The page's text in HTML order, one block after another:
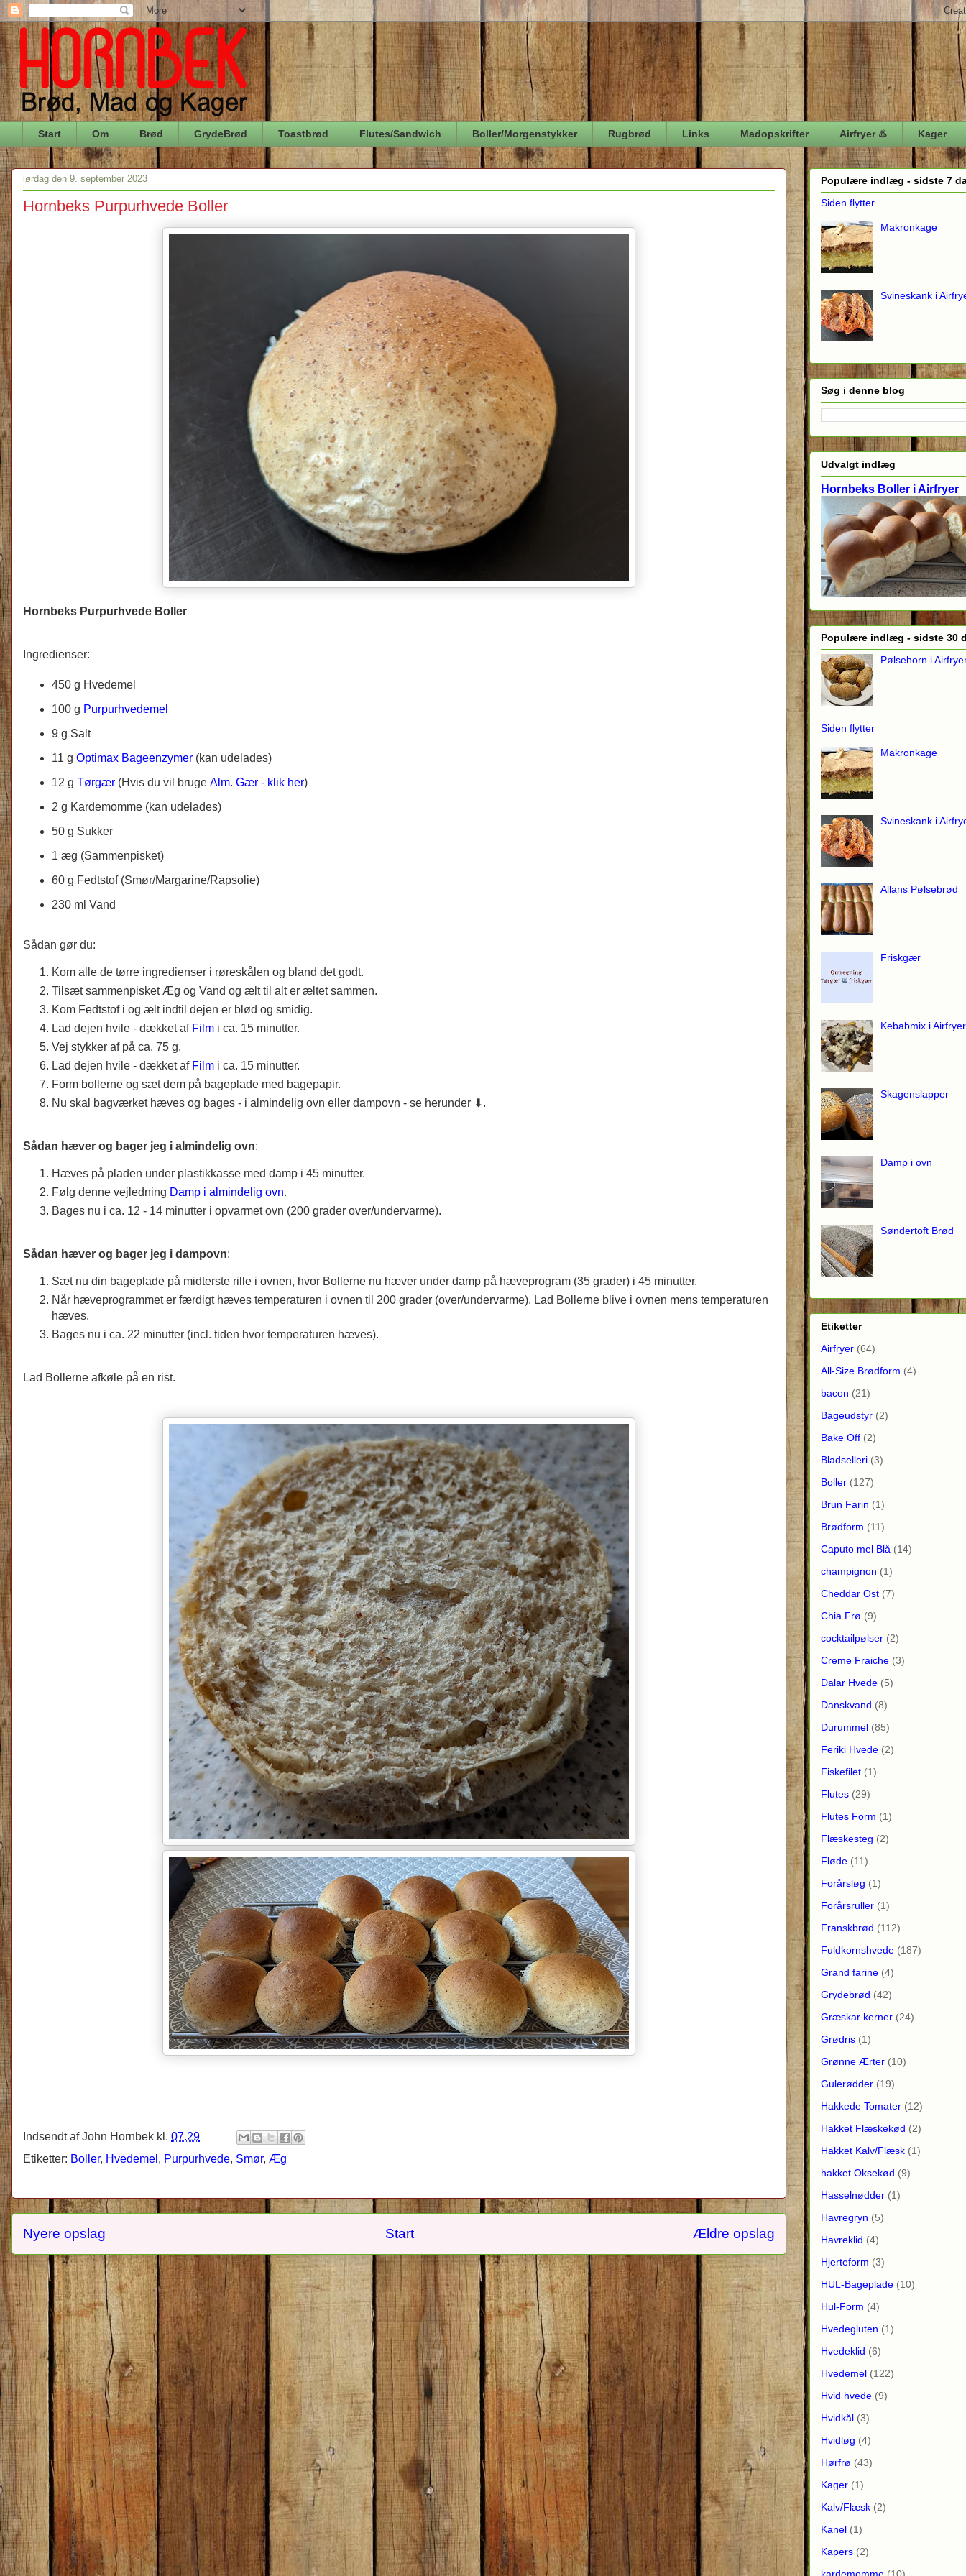
Start Om Brød GrydeBrød Toastbrød Flutes/Sandwich Boller/Morgenstykker Rugbrød Links Madopskrifter Airfryer ♨️ Kager
lørdag den 9. september 2023
Hornbeks Purpurhvede Boller
Hornbeks Purpurhvede Boller
Ingredienser:
450 g Hvedemel
100 g Purpurhvedemel
9 g Salt
11 g Optimax Bageenzymer (kan udelades)
12 g Tørgær (Hvis du vil bruge Alm. Gær - klik her)
2 g Kardemomme (kan udelades)
50 g Sukker
1 æg (Sammenpisket)
60 g Fedtstof (Smør/Margarine/Rapsolie)
230 ml Vand
Sådan gør du:
Kom alle de tørre ingredienser i røreskålen og bland det godt.
Tilsæt sammenpisket Æg og Vand og ælt til alt er æltet sammen.
Kom Fedtstof i og ælt indtil dejen er blød og smidig.
Lad dejen hvile - dækket af Film i ca. 15 minutter.
Vej stykker af på ca. 75 g.
Lad dejen hvile - dækket af Film i ca. 15 minutter.
Form bollerne og sæt dem på bageplade med bagepapir.
Nu skal bagværket hæves og bages - i almindelig ovn eller dampovn - se herunder ⬇.
Sådan hæver og bager jeg i almindelig ovn:
Hæves på pladen under plastikkasse med damp i 45 minutter.
Følg denne vejledning Damp i almindelig ovn.
Bages nu i ca. 12 - 14 minutter i opvarmet ovn (200 grader over/undervarme).
Sådan hæver og bager jeg i dampovn:
Sæt nu din bageplade på midterste rille i ovnen, hvor Bollerne nu hæver under damp på hæveprogram (35 grader) i 45 minutter.
Når hæveprogrammet er færdigt hæves temperaturen i ovnen til 200 grader (over/undervarme). Lad Bollerne blive i ovnen mens temperaturen
hæves.
Bages nu i ca. 22 minutter (incl. tiden hvor temperaturen hæves).
Lad Bollerne afkøle på en rist.
Indsendt afJohn Hornbek kl. 07.29
Etiketter: Boller, Hvedemel , Purpurhvede, Smør, Æg
Nyere opslag Ældre opslag
Start
Populære indlæg - sidste 7
Siden flytter
Makronkage
Svineskank i
Søg i denne blog
Udvalgt indlæg
Hornbeks Boller i Airfryer
Populære indlæg - sidste 30
Pølsehorn i
Siden flytter
Makronkage
Svineskank i
Allans Pølsebrød
Friskgær
Kebabmix i Airfryer
Skagenslapper
Damp i ovn
Søndertoft Brød
Etiketter
Airfryer (64)
All-Size Brødform (4)
bacon (21)
Bageudstyr (2)
Bake Off (2)
Bladselleri (3)
Boller (127)
Brun Farin (1)
Brødform (11)
Caputo mel Blå (14)
champignon (1)
Cheddar Ost (7)
Chia Frø (9)
cocktailpølser (2)
Creme Fraiche (3)
Dalar Hvede (5)
Danskvand (8)
Durummel (85)
Feriki Hvede (2)
Fiskefilet (1)
Flutes (29)
Flutes Form (1)
Flæskesteg (2)
Fløde (11)
Forårsløg (1)
Forårsruller (1)
Franskbrød (112)
Fuldkornshvede (187)
Grand farine (4)
Grydebrød (42)
Græskar kerner (24)
Grødris (1)
Grønne Ærter (10)
Gulerødder (19)
Hakkede Tomater (12)
Hakket Flæskekød (2)
Hakket Kalv/Flæsk (1)
hakket Oksekød (9)
Hasselnødder (1)
Havregryn (5)
Havreklid (4)
Hjerteform (3)
HUL-Bageplade (10)
Hul-Form (4)
Hvedegluten (1)
Hvedeklid (6)
Hvedemel (122)
Hvid hvede (9)
Hvidkål (3)
Hvidløg (4)
Hørfrø (43)
Kager (1)
Kalv/Flæsk (2)
Kanel (1)
Kapers (2)
kardemomme (10)